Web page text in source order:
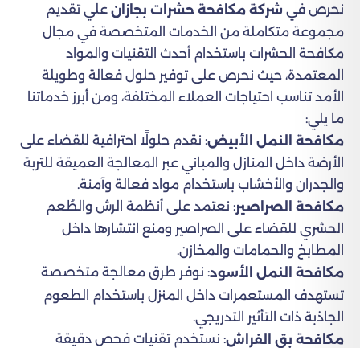
نحرص في شركة مكافحة حشرات بجازان علي تقديم
مجموعة متكاملة من الخدمات المتخصصة في مجال
مكافحة الحشرات باستخدام أحدث التقنيات والمواد
المعتمدة، حيث نحرص على توفير حلول فعالة وطويلة
الأمد تناسب احتياجات العملاء المختلفة، ومن أبرز خدماتنا
ما يلي:
مكافحة النمل الأبيض: نقدم حلولًا احترافية للقضاء على
الأرضة داخل المنازل والمباني عبر المعالجة العميقة للتربة
والجدران والأخشاب باستخدام مواد فعالة وآمنة.
مكافحة الصراصير: نعتمد على أنظمة الرش والطُعم
الحشري للقضاء على الصراصير ومنع انتشارها داخل
المطابخ والحمامات والمخازن.
مكافحة النمل الأسود: نوفر طرق معالجة متخصصة
تستهدف المستعمرات داخل المنزل باستخدام الطعوم
الجاذبة ذات التأثير التدريجي.
مكافحة بق الفراش: نستخدم تقنيات فحص دقيقة